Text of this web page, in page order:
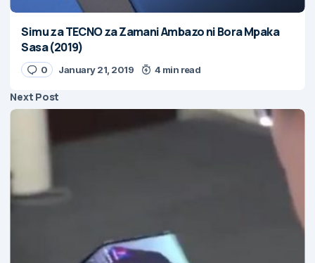
Simu za TECNO za Zamani Ambazo ni Bora Mpaka
Sasa (2019)
0 January 21, 2019 4 min read
Next Post